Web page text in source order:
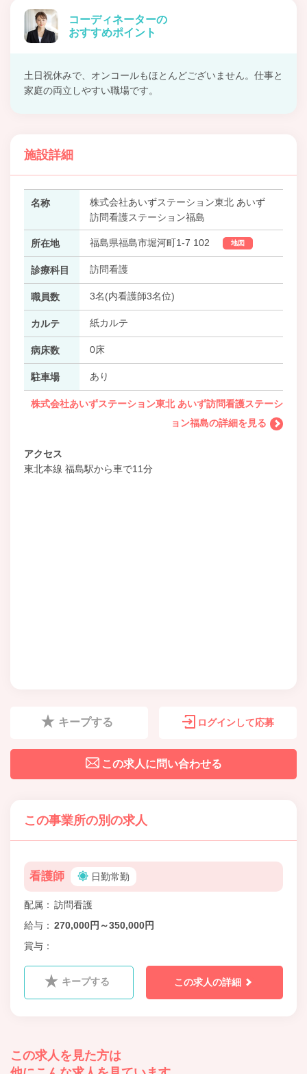
コーディネーターの
おすすめポイント
土日祝休みで、オンコールもほとんどございません。仕事と
家庭の両立しやすい職場です。
施設詳細
名称
株式会社あいずステーション東北 あいず
訪問看護ステーション福島
所在地 福島県福島市堀河町1-7 102 地図
診療科目 訪問看護
職員数 3名(内看護師3名位)
カルテ 紙カルテ
病床数 0床
駐車場 あり
株式会社あいずステーション東北 あいず訪問看護ステーシ
ョン福島の詳細を見る
アクセス
東北本線 福島駅から車で11分
キープする ログインして応募
この求人に問い合わせる
この事業所の別の求人
看護師 日勤常勤
配属
訪問看護
給与
270,000円～350,000円
賞与
キープする この求人の詳細
この求人を見た方は